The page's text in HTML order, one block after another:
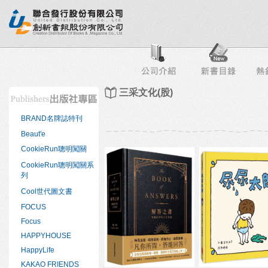
榜 出版社專區 書店專區 目錄下載 會員服務
BRAND名牌誌特刊
Beaut'e
CookieRun聰明闖關
CookieRun聰明闖關系
列
Cool世代圖文書
FOCUS
Focus
HAPPYHOUSE
HappyLife
KAKAO FRIENDS
三采文化(股)